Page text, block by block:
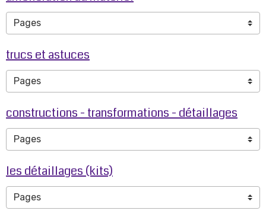
trucs et astuces
constructions - transformations - détaillages
les détaillages (kits)